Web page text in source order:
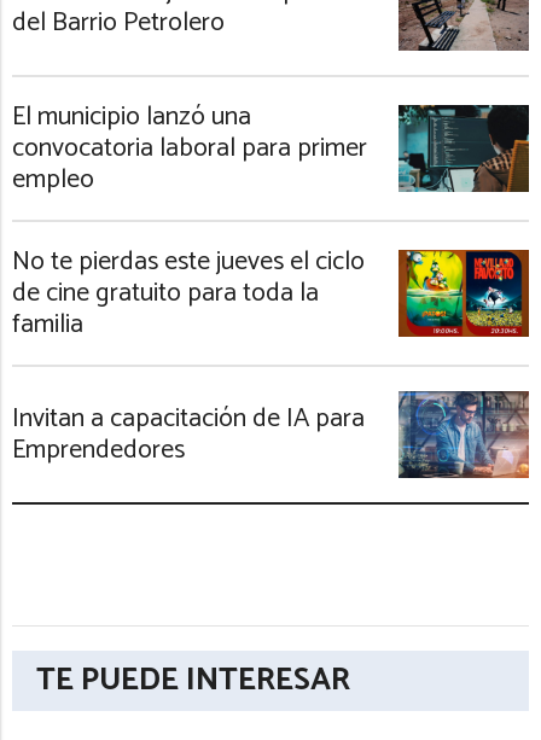
del Barrio Petrolero
El municipio lanzó una
convocatoria laboral para primer
empleo
No te pierdas este jueves el ciclo
de cine gratuito para toda la
familia
Invitan a capacitación de IA para
Emprendedores
TE PUEDE INTERESAR